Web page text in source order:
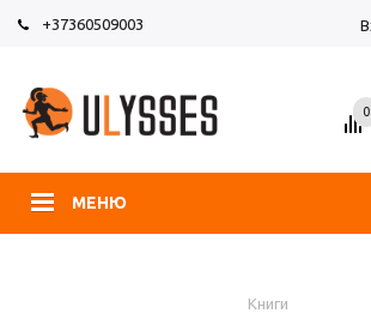
+37360509003
МЕНЮ
0
Книги